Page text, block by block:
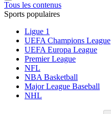
Tous les contenus
Sports populaires
Ligue 1
UEFA Champions League
UEFA Europa League
Premier League
NFL
NBA Basketball
Major League Baseball
NHL